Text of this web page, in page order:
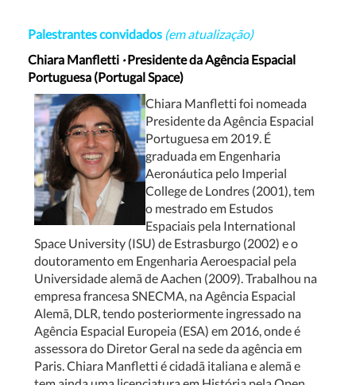
Palestrantes convidados (em atualização)
Chiara Manfletti ·Presidente da Agência Espacial
Portuguesa (Portugal Space)
Chiara Manfletti foi nomeada
Presidente da Agência Espacial
Portuguesa em 2019. É
graduada em Engenharia
Aeronáutica pelo Imperial
College de Londres (2001), tem
o mestrado em Estudos
Espaciais pela International
Space University (ISU) de Estrasburgo (2002) e o
doutoramento em Engenharia Aeroespacial pela
Universidade alemã de Aachen (2009). Trabalhou na
empresa francesa SNECMA, na Agência Espacial
Alemã, DLR, tendo posteriormente ingressado na
Agência Espacial Europeia (ESA) em 2016, onde é
assessora do Diretor Geral na sede da agência em
Paris.Chiara Manfletti é cidadã italiana e alemã e